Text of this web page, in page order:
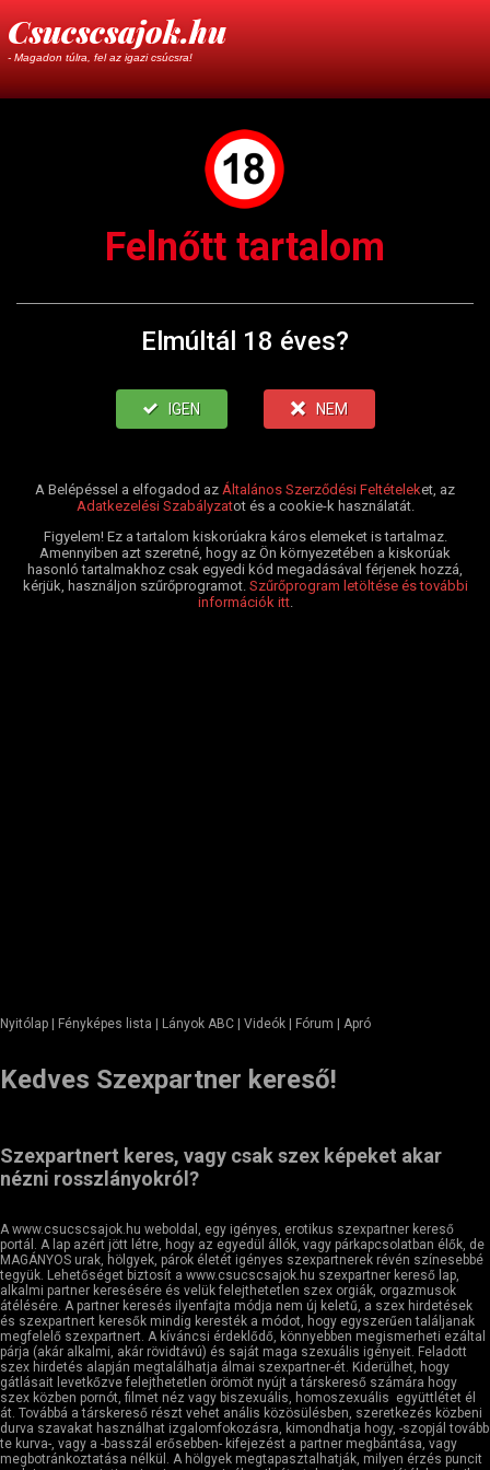
Csucscsajok.hu
- Magadon túlra, fel az igazi csúcsra!
Felnőtt tartalom
Elmúltál 18 éves?
IGEN NEM
A Belépéssel a elfogadod az Általános Szerződési Feltételeket, az
Adatkezelési Szabályzatot és a cookie-k használatát.
Figyelem! Ez a tartalom kiskorúakra káros elemeket is tartalmaz.
Amennyiben azt szeretné, hogy az Ön környezetében a kiskorúak
hasonló tartalmakhoz csak egyedi kód megadásával férjenek hozzá,
kérjük, használjon szűrőprogramot. Szűrőprogram letöltése és további
információk itt.
Nyitólap | Fényképes lista | Lányok ABC | Videók | Fórum | Apró
Kedves Szexpartner kereső!
Szexpartnert keres, vagy csak szex képeket akar
nézni rosszlányokról?
A www.csucscsajok.hu weboldal, egy igényes, erotikus szexpartner kereső
portál. A lap azért jött létre, hogy az egyedül állók, vagy párkapcsolatban élők, de
MAGÁNYOS urak, hölgyek, párok életét igényes szexpartnerek révén színesebbé
tegyük. Lehetőséget biztosít a www.csucscsajok.hu szexpartner kereső lap,
alkalmi partner keresésére és velük felejthetetlen szex orgiák, orgazmusok
átélésére. A partner keresés ilyenfajta módja nem új keletű, a szex hirdetések
és szexpartnert keresők mindig keresték a módot, hogy egyszerűen találjanak
megfelelő szexpartnert. A kíváncsi érdeklődő, könnyebben megismerheti ezáltal
párja (akár alkalmi, akár rövidtávú) és saját maga szexuális igényeit. Feladott
szex hirdetés alapján megtalálhatja álmai szexpartner-ét. Kiderülhet, hogy
gátlásait levetkőzve felejthetetlen örömöt nyújt a társkereső számára hogy
szex közben pornót, filmet néz vagy biszexuális, homoszexuális együttlétet él
át. Továbbá a társkereső részt vehet anális közösülésben, szeretkezés közbeni
durva szavakat használhat izgalomfokozásra, kimondhatja hogy, -szopjál tovább
te kurva-, vagy a -basszál erősebben- kifejezést a partner megbántása, vagy
megbotránkoztatása nélkül. A hölgyek megtapasztalhatják, milyen érzés puncit